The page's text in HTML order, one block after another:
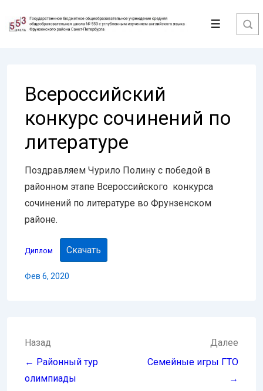
Перейти
Меню
Всероссийский
конкурс сочинений по
литературе
Поздравляем Чурило Полину с победой в
районном этапе Всероссийского конкурса
сочинений по литературе во Фрунзенском
районе.
Диплом Скачать
Фев 6, 2020
Навигация
по
записям
Назад
← Районный тур
олимпиады
Далее
Семейные игры ГТО
→